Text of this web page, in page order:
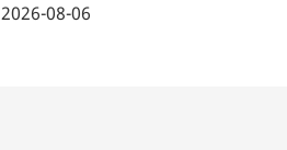
2026-08-06